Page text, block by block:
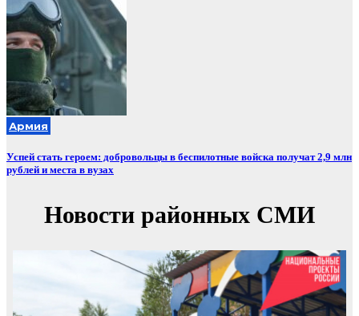
Армия
Успей стать героем: добровольцы в беспилотные войска получат 2,9 млн
рублей и места в вузах